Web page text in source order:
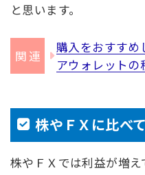
と思います。
購入をおすすめ
アウォレット
株やＦＸに比べ
株やＦＸでは利益が増